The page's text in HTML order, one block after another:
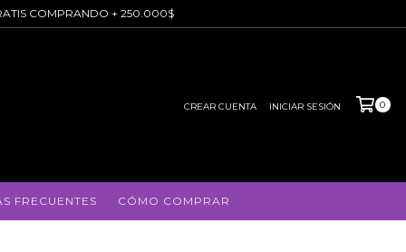
COMPRANDO + 250.000$
CREAR CUENTA INICIAR SESIÓN 0
FRECUENTES CÓMO COMPRAR